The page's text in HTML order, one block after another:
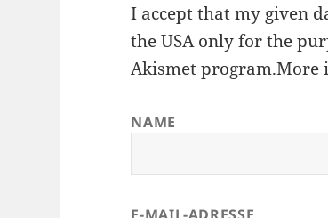
I accept that my given
the USA only for the
Akismetprogram.More
NAME